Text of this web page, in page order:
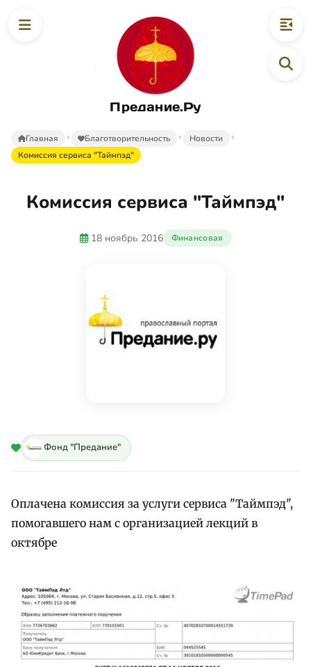
Предание.Ру
Главная Благотворительность
Новости
Комиссия сервиса "Таймпэд"
Комиссия сервиса "Таймпэд"
18 ноябрь 2016 Финансовая
Фонд "Предание"
Оплачена комиссия за услуги сервиса "Таймпэд",
помогавшего нам с организацией лекций в
октябре